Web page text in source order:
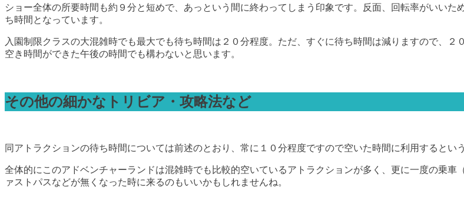
ショー全体の所要時間も約９分と短めで、あっという間に終わってしまう印象です。反面、回転率がいい
ち時間となっています。
入園制限クラスの大混雑時でも最大でも待ち時間は２０分程度。ただ、すぐに待ち時間は減りますので、
空き時間ができた午後の時間でも構わないと思います。
その他の細かなトリビア・攻略法など
同アトラクションの待ち時間については前述のとおり、常に１０分程度ですので空いた時間に利用するとい
全体的にこのアドベンチャーランドは混雑時でも比較的空いているアトラクションが多く、更に一度の乗
ァストパスなどが無くなった時に来るのもいいかもしれませんね。